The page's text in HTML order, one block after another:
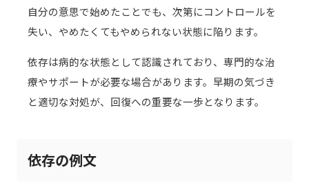
自分の意思で始めたことでも、次第にコントロールを
失い、やめたくてもやめられない状態に陥ります。
依存は病的な状態として認識されており、専門的な治
療やサポートが必要な場合があります。早期の気づき
と適切な対処が、回復への重要な一歩となります。
依存の例文